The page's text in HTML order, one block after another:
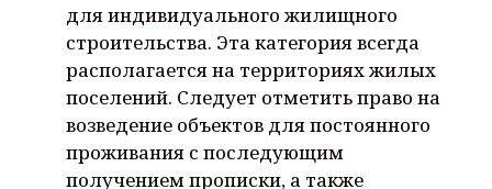
для индивидуального жилищного
строительства. Эта категория всегда
располагается на территориях жилых
поселений. Следует отметить право на
возведение объектов для постоянного
проживания с последующим
получением прописки, а также